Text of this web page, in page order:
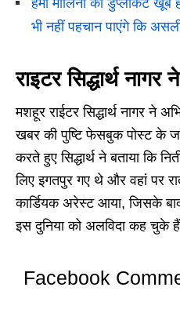
हेमा मालिनी की डुप्लीकेट खूब
भी नहीं पहचान पाएंगे कि
राइटर सिद्धार्थ
मशहूर राईटर सिद्धार्थ नागर ने
खबर की पुष्टि फेसबुक पोस्ट के
करते हुए सिद्धार्थ ने बताया कि
लिए इगतपुर गए थे और वहां पर
कार्डियक अरेस्ट आया, जिसके
इस दुनिया को अलविदा कह चुके
Facebook